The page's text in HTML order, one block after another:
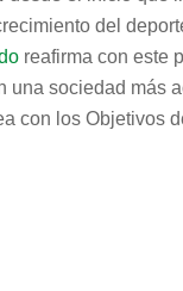
del
reafirma con este
una sociedad más
con los Objetivos